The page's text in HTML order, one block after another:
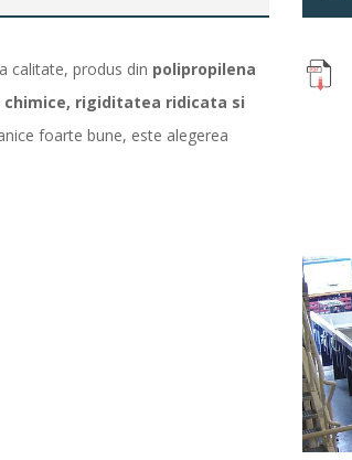
calitate, produs din polipropilena
rigiditatea ridicata si
foarte bune, este alegerea